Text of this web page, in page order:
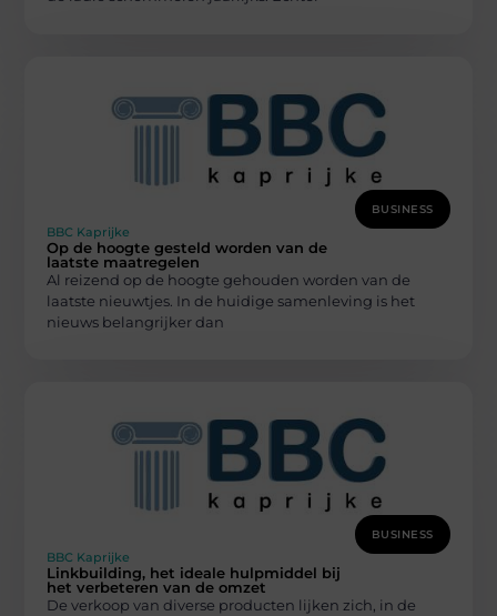
BUSINESS
BBC Kaprijke
Op de hoogte gesteld worden van de
laatste maatregelen
Al reizend op de hoogte gehouden worden van de
laatste nieuwtjes. In de huidige samenleving is het
nieuws belangrijker dan
BUSINESS
BBC Kaprijke
Linkbuilding, het ideale hulpmiddel bij
het verbeteren van de omzet
De verkoop van diverse producten lijken zich, in de